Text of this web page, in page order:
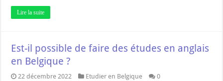
Lire la suite
Est-il possible de faire des études en anglais
en Belgique ?
22 décembre 2022 Etudier en Belgique 0